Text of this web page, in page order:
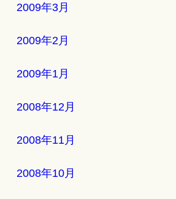
2009年3月
2009年2月
2009年1月
2008年12月
2008年11月
2008年10月